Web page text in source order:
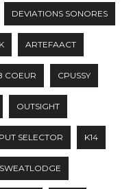
DEVIATIONS SONORES
ARTEFAACT
COEUR CPUSSY
OUTSIGHT
SELECTOR K14
SWEATLODGE